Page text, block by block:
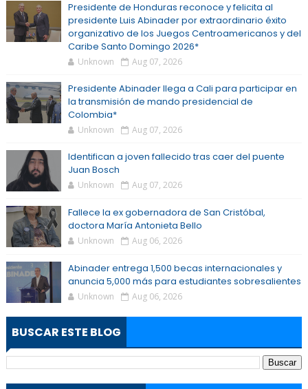
Presidente de Honduras reconoce y felicita al
presidente Luis Abinader por extraordinario éxito
organizativo de los Juegos Centroamericanos y del
Caribe Santo Domingo 2026*
Unknown Aug 07, 2026
Presidente Abinader llega a Cali para participar en
la transmisión de mando presidencial de
Colombia*
Unknown Aug 07, 2026
Identifican a joven fallecido tras caer del puente
Juan Bosch
Unknown Aug 07, 2026
Fallece la ex gobernadora de San Cristóbal,
doctora María Antonieta Bello
Unknown Aug 06, 2026
Abinader entrega 1,500 becas internacionales y
anuncia 5,000 más para estudiantes sobresalientes
Unknown Aug 06, 2026
BUSCAR ESTE BLOG